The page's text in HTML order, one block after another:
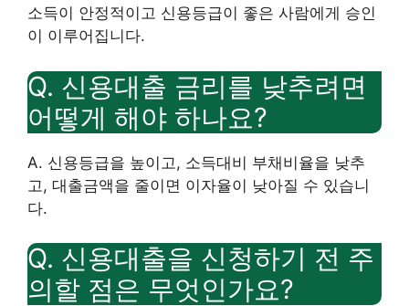
소득이 안정적이고 신용등급이 좋은 사람에게 승인
이 이루어집니다.
Q. 신용대출 금리를 낮추려면
어떻게 해야 하나요?
A. 신용등급을 높이고, 소득대비 부채비율을 낮추
고, 대출금액을 줄이면 이자율이 낮아질 수 있습니
다.
Q. 신용대출을 신청하기 전 주
의할 점은 무엇인가요?